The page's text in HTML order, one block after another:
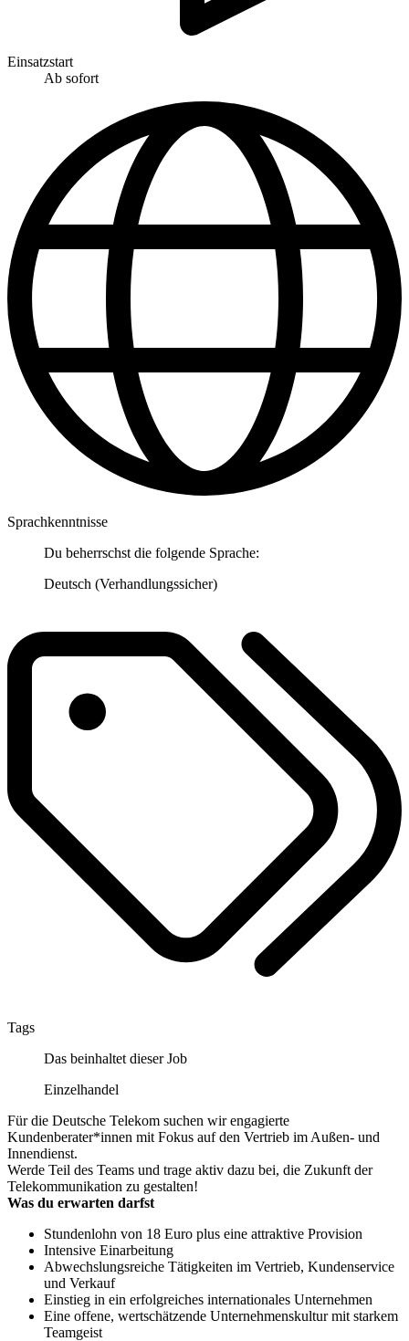
Einsatzstart
Ab sofort
Sprachkenntnisse
Du beherrschst die folgende Sprache:
Deutsch (Verhandlungssicher)
Tags
Das beinhaltet dieser Job
Einzelhandel
Für die Deutsche Telekom suchen wir engagierte
Kundenberater*innen mit Fokus auf den Vertrieb im Außen- und
Innendienst.
Werde Teil des Teams und trage aktiv dazu bei, die Zukunft der
Telekommunikation zu gestalten!
Was du erwarten darfst
Stundenlohn von 18 Euro plus eine attraktive Provision
Intensive Einarbeitung
Abwechslungsreiche Tätigkeiten im Vertrieb, Kundenservice
und Verkauf
Einstieg in ein erfolgreiches internationales Unternehmen
Eine offene, wertschätzende Unternehmenskultur mit starkem
Teamgeist